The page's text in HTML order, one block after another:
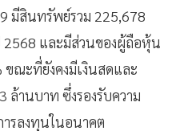
มีสินทรัพย์รวม 225,678
และมีส่วนของผู้ถือหุ้น
ณะที่ยังคงมีเงินสดและ
ล้านบาท ซึ่งรองรับความ
รลงทุนในอนาคต